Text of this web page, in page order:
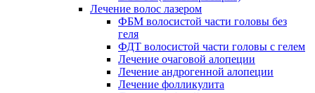
Лечение волос лазером
ФБМ волосистой части головы без
геля
ФДТ волосистой части головы с гелем
Лечение очаговой алопеции
Лечение андрогенной алопеции
Лечение фолликулита